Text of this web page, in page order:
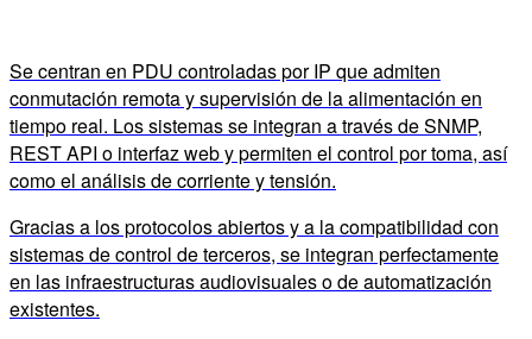
Se centran en PDU controladas por IP que admiten
conmutación remota y supervisión de la alimentación en
tiempo real. Los sistemas se integran a través de SNMP,
REST API o interfaz web y permiten el control por toma, así
como el análisis de corriente y tensión.
Gracias a los protocolos abiertos y a la compatibilidad con
sistemas de control de terceros, se integran perfectamente
en las infraestructuras audiovisuales o de automatización
existentes.